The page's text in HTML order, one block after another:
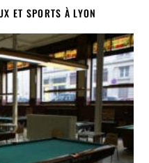
ET SPORTS À LYON